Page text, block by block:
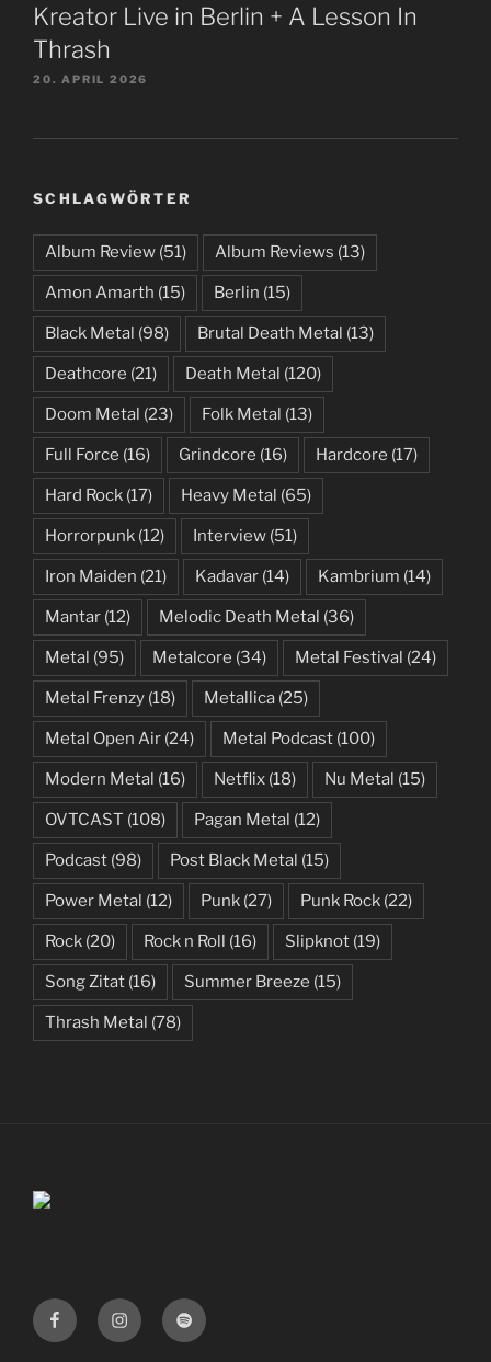
Kreator Live in Berlin + A Lesson In
Thrash
20. APRIL 2026
SCHLAGWÖRTER
Album Review (51) Album Reviews (13)
Amon Amarth (15) Berlin (15)
Black Metal (98) Brutal Death Metal (13)
Deathcore (21) Death Metal (120)
Doom Metal (23) Folk Metal (13)
Full Force (16) Grindcore (16) Hardcore (17)
Hard Rock (17) Heavy Metal (65)
Horrorpunk (12) Interview (51)
Iron Maiden (21) Kadavar (14) Kambrium (14)
Mantar (12) Melodic Death Metal (36)
Metal (95) Metalcore (34) Metal Festival (24)
Metal Frenzy (18) Metallica (25)
Metal Open Air (24) Metal Podcast (100)
Modern Metal (16) Netflix (18) Nu Metal (15)
OVTCAST (108) Pagan Metal (12)
Podcast (98) Post Black Metal (15)
Power Metal (12) Punk (27) Punk Rock (22)
Rock (20) Rock n Roll (16) Slipknot (19)
Song Zitat (16) Summer Breeze (15)
Thrash Metal (78)
FacebookInstagramSpotify